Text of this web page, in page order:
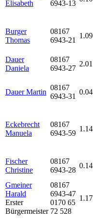
Elisabeth
6943-13
Burger
Thomas
08167
6943-21
1.09
Dauer
Daniela
08167
6943-27
2.01
Dauer Martin
08167
6943-31
0.04
Eckebrecht
Manuela
08167
6943-59
1.14
Fischer
Christine
08167
6943-28
0.14
Gmeiner
Harald
Erster
Bürgermeister
08167
6943-47
0170 65
72 528
1.17